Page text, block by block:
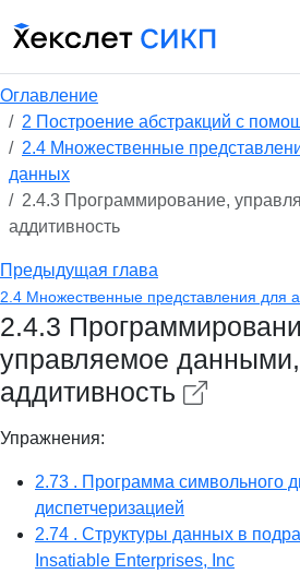
Оглавление
2 Построение абстракций с
2.4 Множественные
данных
2.4.3 Программирование,
аддитивность
Предыдущая глава
2.4 Множественные представления для
2.4.3
управляемое
аддитивность
Упражнения:
2.73 . Программа символьного
диспетчеризацией
2.74 . Структуры данных в
Insatiable Enterprises, Inc